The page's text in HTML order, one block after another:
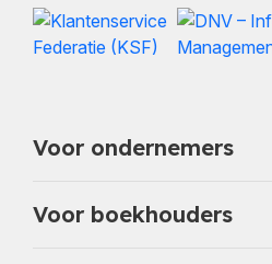
Voor ondernemers
Voor boekhouders